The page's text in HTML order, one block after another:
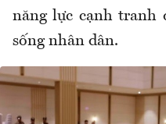
năng lực cạnh tranh
sống nhân dân.